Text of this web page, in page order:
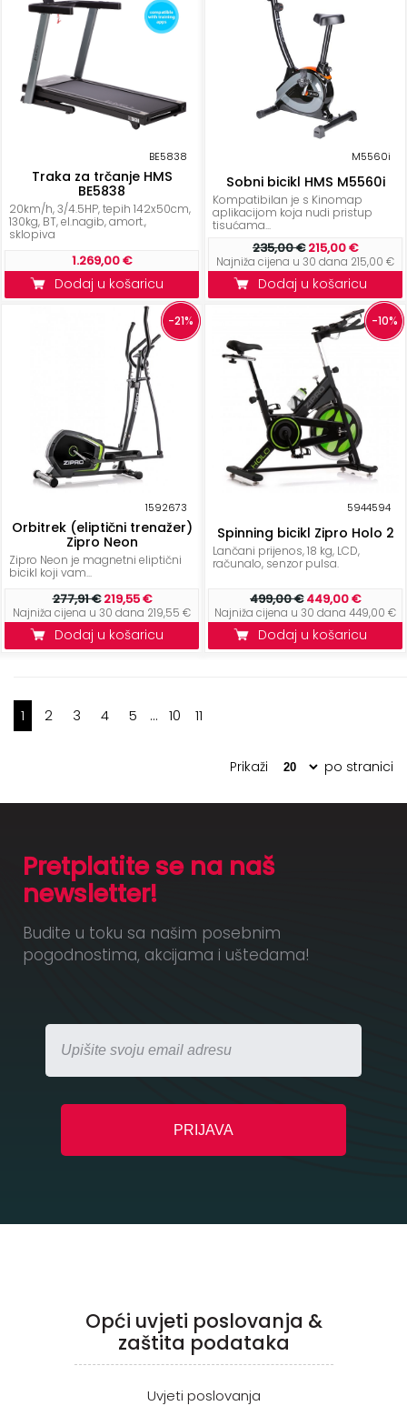
BE5838
Traka za trčanje HMS
BE5838
20km/h, 3/4.5HP, tepih 142x50cm,
130kg, BT, el.nagib, amort.,
sklopiva
1.269,00 €
Dodaj u košaricu
M5560i
Sobni bicikl HMS M5560i
Kompatibilan je s Kinomap
aplikacijom koja nudi pristup
tisućama...
235,00 €215,00 €
Najniža cijena u 30 dana 215,00 €
Dodaj u košaricu
-21%
1592673
Orbitrek (eliptični trenažer)
Zipro Neon
Zipro Neon je magnetni eliptični
bicikl koji vam...
277,91 €219,55 €
Najniža cijena u 30 dana 219,55 €
Dodaj u košaricu
-10%
5944594
Spinning bicikl Zipro Holo 2
Lančani prijenos, 18 kg, LCD,
računalo, senzor pulsa.
499,00 €449,00 €
Najniža cijena u 30 dana 449,00 €
Dodaj u košaricu
1 2 3 4 5 ... 10 11
Prikaži po stranici
Pretplatite se na naš
newsletter!
Budite u toku sa našim posebnim
pogodnostima, akcijama i uštedama!
Opći uvjeti poslovanja &
zaštita podataka
Uvjeti poslovanja